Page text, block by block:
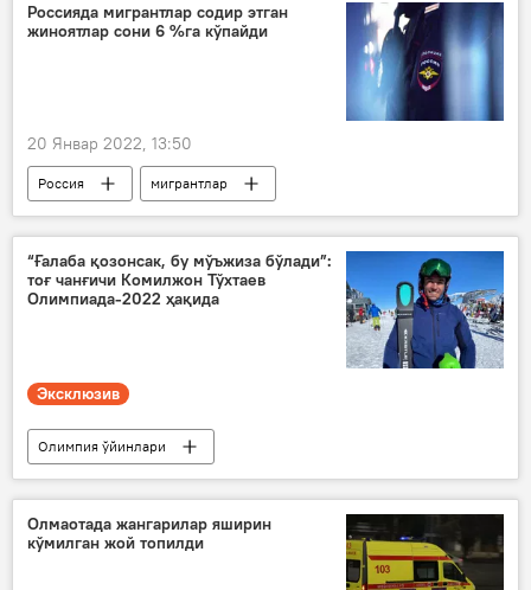
Россияда мигрантлар содир этган
жиноятлар сони 6 %га кўпайди
20 Январ 2022, 13:50
Россия
мигрантлар
жиноятчилик
“Ғалаба қозонсак, бу мўъжиза бўлади”:
тоғ чанғичи Комилжон Тўхтаев
Олимпиада-2022 ҳақида
Эксклюзив
Олимпия ўйинлари
Пекин-2022: Қишки Олимпиада кундалиги
Олмаотада жангарилар яширин
кўмилган жой топилди